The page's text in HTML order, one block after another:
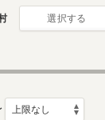
を見る
選択する